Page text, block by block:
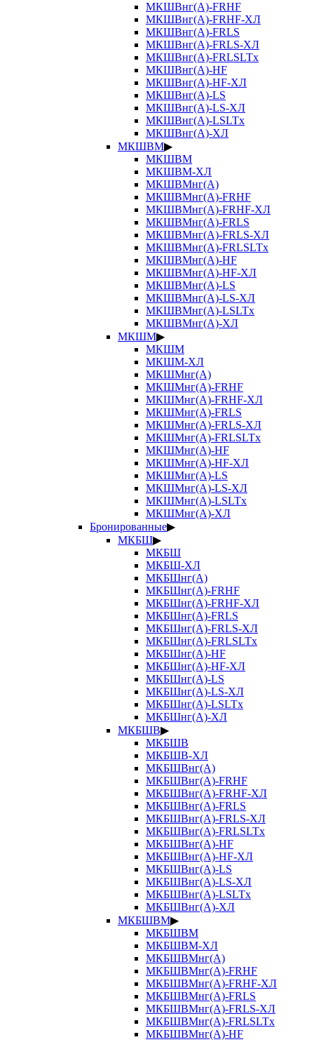
МКШВнг(А)-FRHF
МКШВнг(А)-FRHF-ХЛ
МКШВнг(А)-FRLS
МКШВнг(А)-FRLS-ХЛ
МКШВнг(А)-FRLSLTx
МКШВнг(А)-HF
МКШВнг(А)-HF-ХЛ
МКШВнг(А)-LS
МКШВнг(А)-LS-ХЛ
МКШВнг(А)-LSLTx
МКШВнг(А)-ХЛ
МКШВМ▶
МКШВМ
МКШВМ-ХЛ
МКШВМнг(А)
МКШВМнг(А)-FRHF
МКШВМнг(А)-FRHF-ХЛ
МКШВМнг(А)-FRLS
МКШВМнг(А)-FRLS-ХЛ
МКШВМнг(А)-FRLSLTx
МКШВМнг(А)-HF
МКШВМнг(А)-HF-ХЛ
МКШВМнг(А)-LS
МКШВМнг(А)-LS-ХЛ
МКШВМнг(А)-LSLTx
МКШВМнг(А)-ХЛ
МКШМ▶
МКШМ
МКШМ-ХЛ
МКШМнг(А)
МКШМнг(А)-FRHF
МКШМнг(А)-FRHF-ХЛ
МКШМнг(А)-FRLS
МКШМнг(А)-FRLS-ХЛ
МКШМнг(А)-FRLSLTx
МКШМнг(А)-HF
МКШМнг(А)-HF-ХЛ
МКШМнг(А)-LS
МКШМнг(А)-LS-ХЛ
МКШМнг(А)-LSLTx
МКШМнг(А)-ХЛ
Бронированные▶
МКБШ▶
МКБШ
МКБШ-ХЛ
МКБШнг(А)
МКБШнг(А)-FRHF
МКБШнг(А)-FRHF-ХЛ
МКБШнг(А)-FRLS
МКБШнг(А)-FRLS-ХЛ
МКБШнг(А)-FRLSLTx
МКБШнг(А)-HF
МКБШнг(А)-HF-ХЛ
МКБШнг(А)-LS
МКБШнг(А)-LS-ХЛ
МКБШнг(А)-LSLTx
МКБШнг(А)-ХЛ
МКБШВ▶
МКБШВ
МКБШВ-ХЛ
МКБШВнг(А)
МКБШВнг(А)-FRHF
МКБШВнг(А)-FRHF-ХЛ
МКБШВнг(А)-FRLS
МКБШВнг(А)-FRLS-ХЛ
МКБШВнг(А)-FRLSLTx
МКБШВнг(А)-HF
МКБШВнг(А)-HF-ХЛ
МКБШВнг(А)-LS
МКБШВнг(А)-LS-ХЛ
МКБШВнг(А)-LSLTx
МКБШВнг(А)-ХЛ
МКБШВМ▶
МКБШВМ
МКБШВМ-ХЛ
МКБШВМнг(А)
МКБШВМнг(А)-FRHF
МКБШВМнг(А)-FRHF-ХЛ
МКБШВМнг(А)-FRLS
МКБШВМнг(А)-FRLS-ХЛ
МКБШВМнг(А)-FRLSLTx
МКБШВМнг(А)-HF